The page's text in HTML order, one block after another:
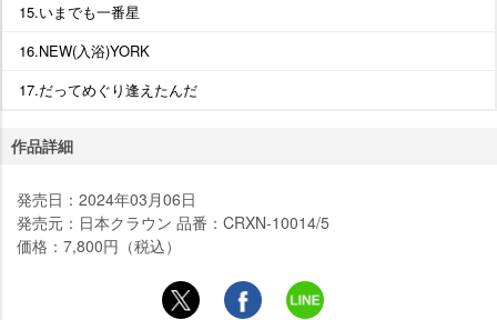
15.いまでも一番星
16.NEW(入浴)YORK
17.だってめぐり逢えたんだ
作品詳細
発売日：2024年03月06日
発売元：日本クラウン 品番：CRXN-10014/5
価格：7,800円（税込）